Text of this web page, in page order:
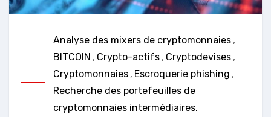
Analyse des mixers de cryptomonnaies ,
BITCOIN , Crypto-actifs , Cryptodevises ,
Cryptomonnaies , Escroquerie phishing ,
Recherche des portefeuilles de
cryptomonnaies intermédiaires.